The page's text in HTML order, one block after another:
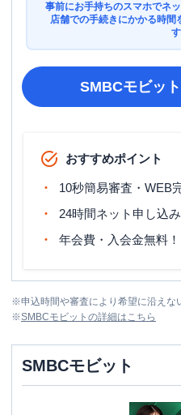
事前にお手持ちのスマホでネ
店舗での手続きにかかる時間
す
SMBCモビット
おすすめポイント
10秒簡易審査・WEB
24時間ネット申し込み
年会費・入会金無料！
※申込時間や審査により希望に沿えな
※SMBCモビット の詳細はこちら
SMBCモビット